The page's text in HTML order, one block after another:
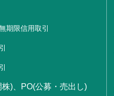
期限信用取引
株)、PO(公募・売出し)